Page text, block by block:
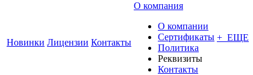
Новинки Лицензии Контакты
О компания
О компании
Сертификаты
Политика
Реквизиты
Контакты
+ ЕЩЕ